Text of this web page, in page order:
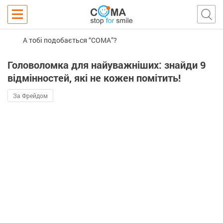
А тобі подобається “COMA”?
Головоломка для найуважніших: знайди 9
відмінностей, які не кожен помітить!
За Фрейдом